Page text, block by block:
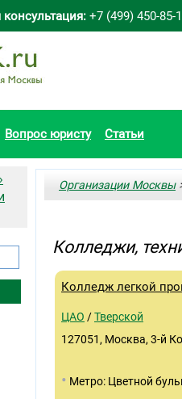
+7 (499) 450-85-
Вопрос юристу Статьи
Организации Москвы
Колледжи,
Колледж легкой
ЦАО /Тверской
127051, Москва, 3-й
• Метро: Цветной